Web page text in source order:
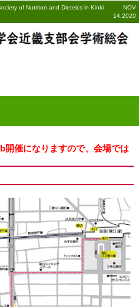
Society of Nutriton and Dieteics in Kinki NOV
14,2020
催になりますので、会場では